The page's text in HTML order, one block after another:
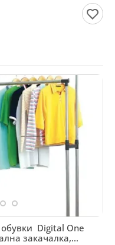
Digital One
закачалка,